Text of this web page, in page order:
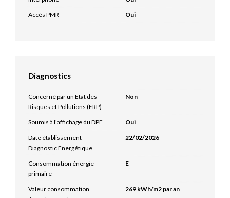
Accès PMR
Oui
Diagnostics
Concerné par un Etat des
Risques et Pollutions (ERP)
Non
Soumis à l'affichage du DPE
Oui
Date établissement
Diagnostic Energétique
22/02/2026
Consommation énergie
primaire
E
Valeur consommation
269 kWh/m2 par an